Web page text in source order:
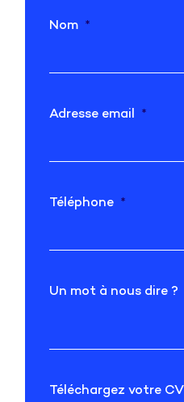
Nom
Adresse email
Téléphone
Un mot à nous dire ?
Téléchargez votre CV